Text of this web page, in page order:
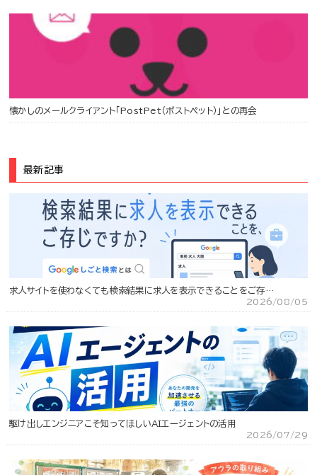
懐かしのメールクライアント「PostPet（ポストペット）」との再会
最新記事
求人サイトを使わなくても検索結果に求人を表示できることをご存…
2026/08/05
駆け出しエンジニアこそ知ってほしいAIエージェントの活用
2026/07/29